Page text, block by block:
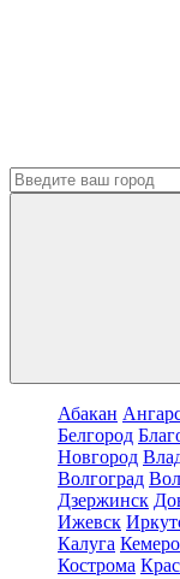
Абакан
Белгород
Новгород
Волгоград
Дзержинск
Ижевск
Калуга
Кострома